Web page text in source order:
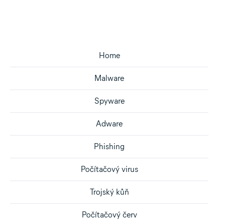
Home
Malware
Spyware
Adware
Phishing
Počítačový virus
Trojský kůň
Počítačový červ